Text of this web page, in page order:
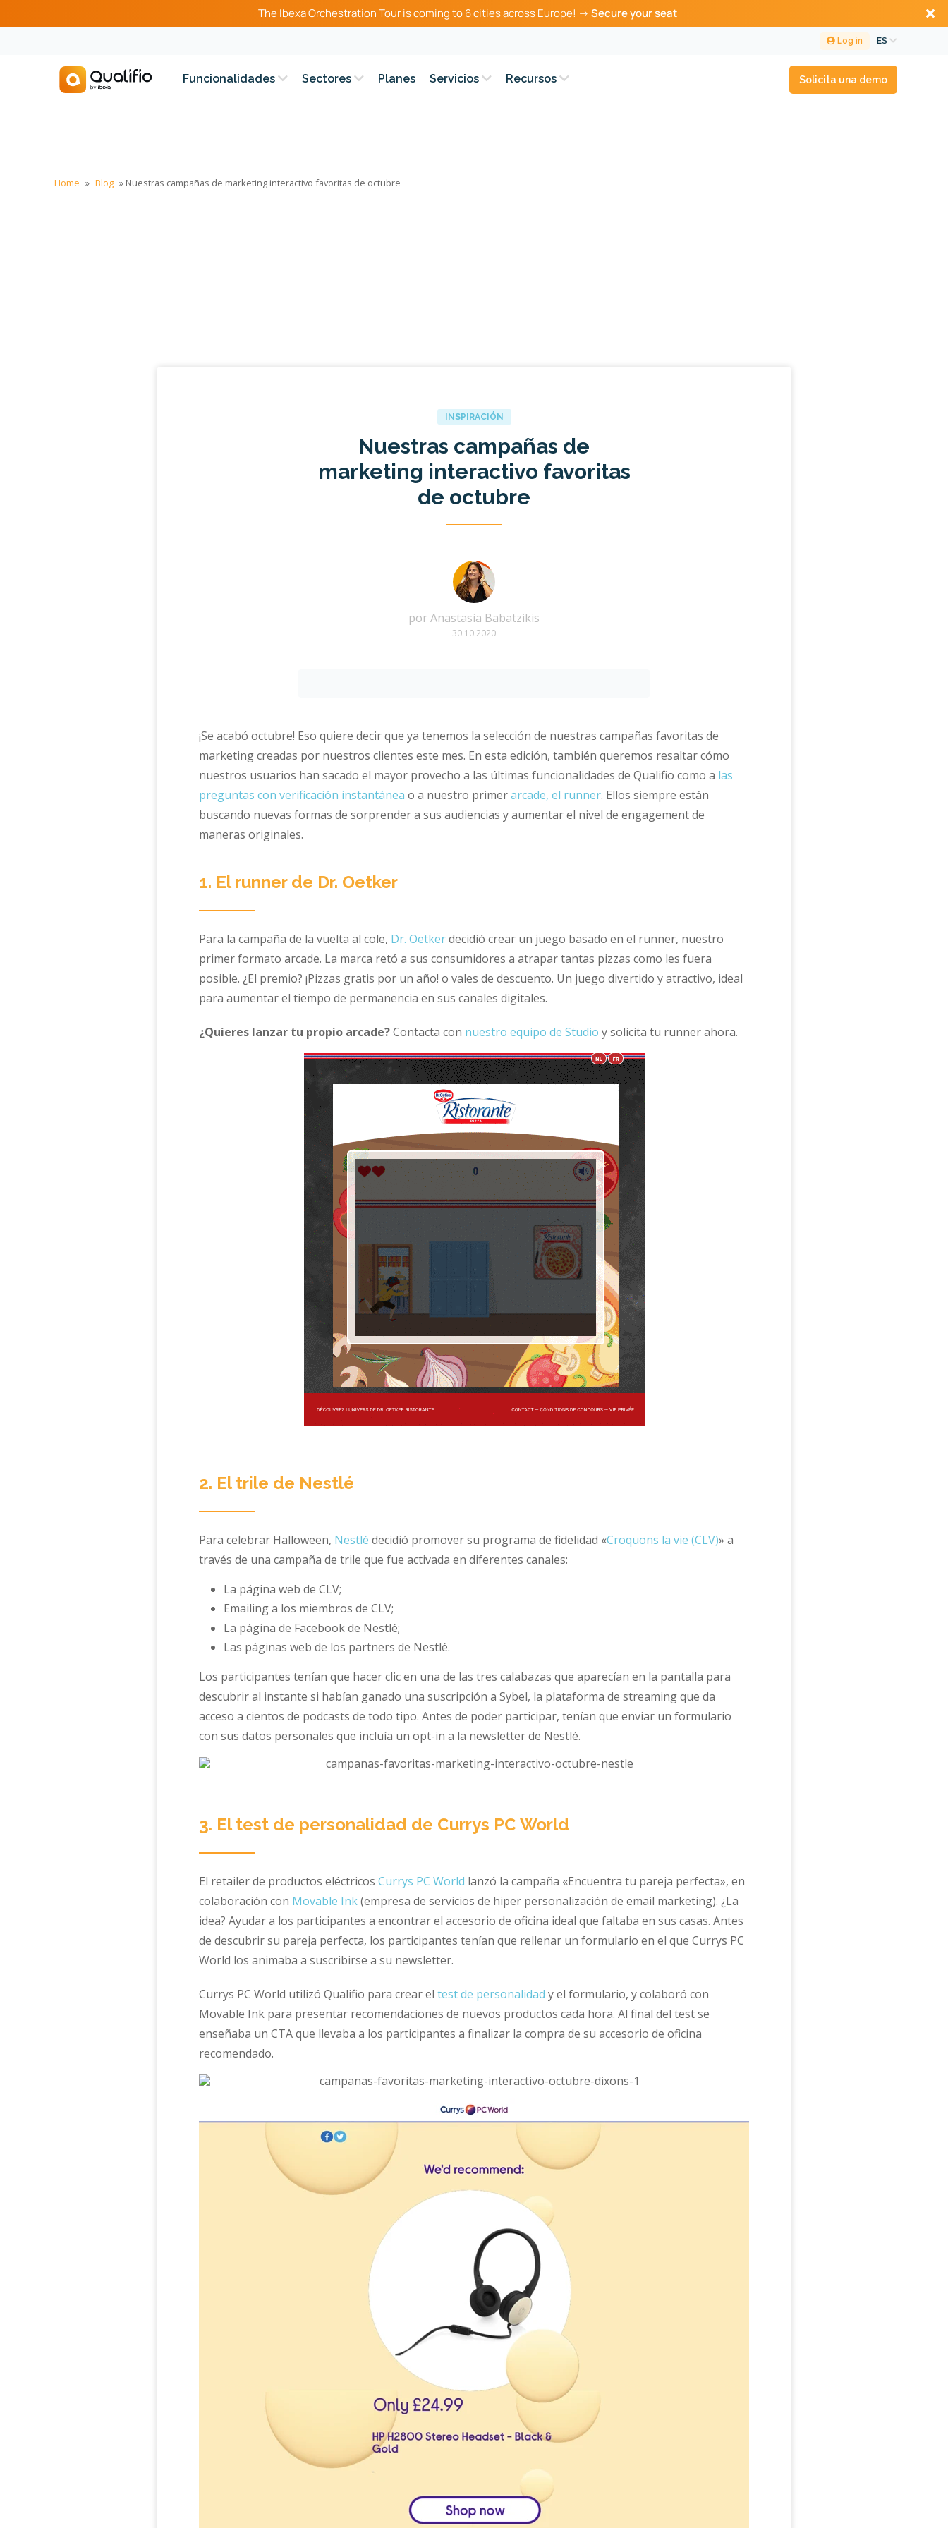
The Ibexa Orchestration Tour is coming to 6 cities across Europe! → Secure your seat
ES
Log in
Funcionalidades Sectores Planes Servicios Recursos Solicita una demo
Home » Blog » Nuestras campañas de marketing interactivo favoritas de octubre
INSPIRACIÓN
Nuestras campañas de
marketing interactivo favoritas
de octubre
porAnastasia Babatzikis
30.10.2020
¡Se acabó octubre! Eso quiere decir que ya tenemos la selección de nuestras campañas favoritas de
marketing creadas por nuestros clientes este mes. En esta edición, también queremos resaltar cómo
nuestros usuarios han sacado el mayor provecho a las últimas funcionalidades de Qualifio como a las
preguntas con verificación instantánea o a nuestro primerarcade, el runner. Ellos siempre están
buscando nuevas formas de sorprender a sus audiencias y aumentar el nivel de engagement de
maneras originales.
1. El runner de Dr. Oetker
Para la campaña de la vuelta al cole, Dr. Oetkerdecidió crear un juego basado en el runner, nuestro
primer formato arcade. La marca retó a sus consumidores a atrapar tantas pizzas como les fuera
posible. ¿El premio? ¡Pizzas gratis por un año! o vales de descuento. Un juego divertido y atractivo, ideal
para aumentar el tiempo de permanencia en sus canales digitales.
¿Quieres lanzar tu propio arcade?Contacta con nuestro equipo de Studio y solicita tu runner ahora.
2. El trile de Nestlé
Para celebrar Halloween, Nestlé decidió promover su programa de fidelidad «Croquons la vie (CLV)» a
través de una campaña de trile que fue activada en diferentes canales:
La página web de CLV;
Emailing a los miembros de CLV;
La página de Facebook de Nestlé;
Las páginas web de los partners de Nestlé.
Los participantes tenían que hacer clic en una de las tres calabazas que aparecían en la pantalla para
descubrir al instante si habían ganado una suscripción a Sybel, la plataforma de streaming que da
acceso a cientos de podcasts de todo tipo. Antes de poder participar, tenían que enviar un formulario
con sus datos personales que incluía un opt-in a la newsletter de Nestlé.
3. El test de personalidad de Currys PC World
El retailer de productos eléctricos Currys PC World lanzó la campaña «Encuentra tu pareja perfecta», en
colaboración con Movable Ink(empresa de servicios de hiper personalización de email marketing). ¿La
idea? Ayudar a los participantes a encontrar el accesorio de oficina ideal que faltaba en sus casas. Antes
de descubrir su pareja perfecta, los participantes tenían que rellenar un formulario en el que Currys PC
World los animaba a suscribirse a su newsletter.
Currys PC World utilizó Qualifio para crear el test de personalidad y el formulario, y colaboró con
Movable Ink para presentar recomendaciones de nuevos productos cada hora. Al final del test se
enseñaba un CTA que llevaba a los participantes a finalizar la compra de su accesorio de oficina
recomendado.